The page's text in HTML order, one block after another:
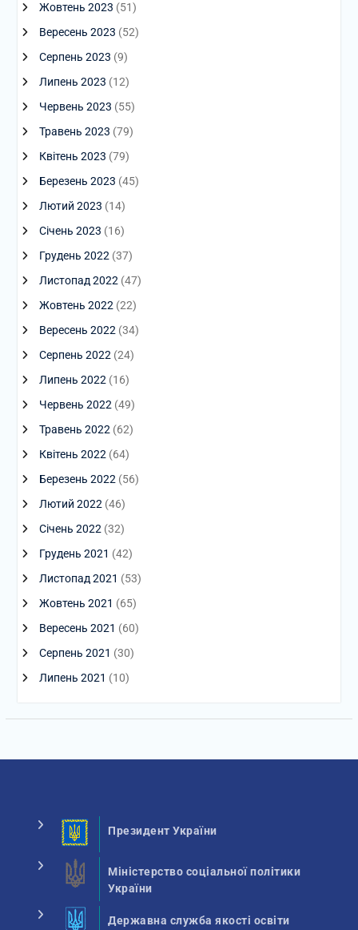
Жовтень 2023 (51)
Вересень 2023 (52)
Серпень 2023 (9)
Липень 2023 (12)
Червень 2023 (55)
Травень 2023 (79)
Квітень 2023 (79)
Березень 2023 (45)
Лютий 2023 (14)
Січень 2023 (16)
Грудень 2022 (37)
Листопад 2022 (47)
Жовтень 2022 (22)
Вересень 2022 (34)
Серпень 2022 (24)
Липень 2022 (16)
Червень 2022 (49)
Травень 2022 (62)
Квітень 2022 (64)
Березень 2022 (56)
Лютий 2022 (46)
Січень 2022 (32)
Грудень 2021 (42)
Листопад 2021 (53)
Жовтень 2021 (65)
Вересень 2021 (60)
Серпень 2021 (30)
Липень 2021 (10)
Президент України
Міністерство соціальної політики
України
Державна служба якості освіти